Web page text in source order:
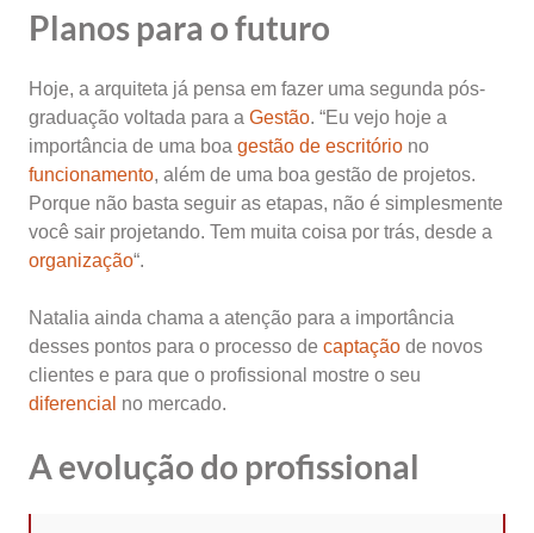
Planos para o futuro
Hoje, a arquiteta já pensa em fazer uma segunda pós-
graduação voltada para a Gestão. “Eu vejo hoje a
importância de uma boa gestão de escritório no
funcionamento, além de uma boa gestão de projetos.
Porque não basta seguir as etapas, não é simplesmente
você sair projetando. Tem muita coisa por trás, desde a
organização“.
Natalia ainda chama a atenção para a importância
desses pontos para o processo de captação de novos
clientes e para que o profissional mostre o seu
diferencial no mercado.
A evolução do profissional